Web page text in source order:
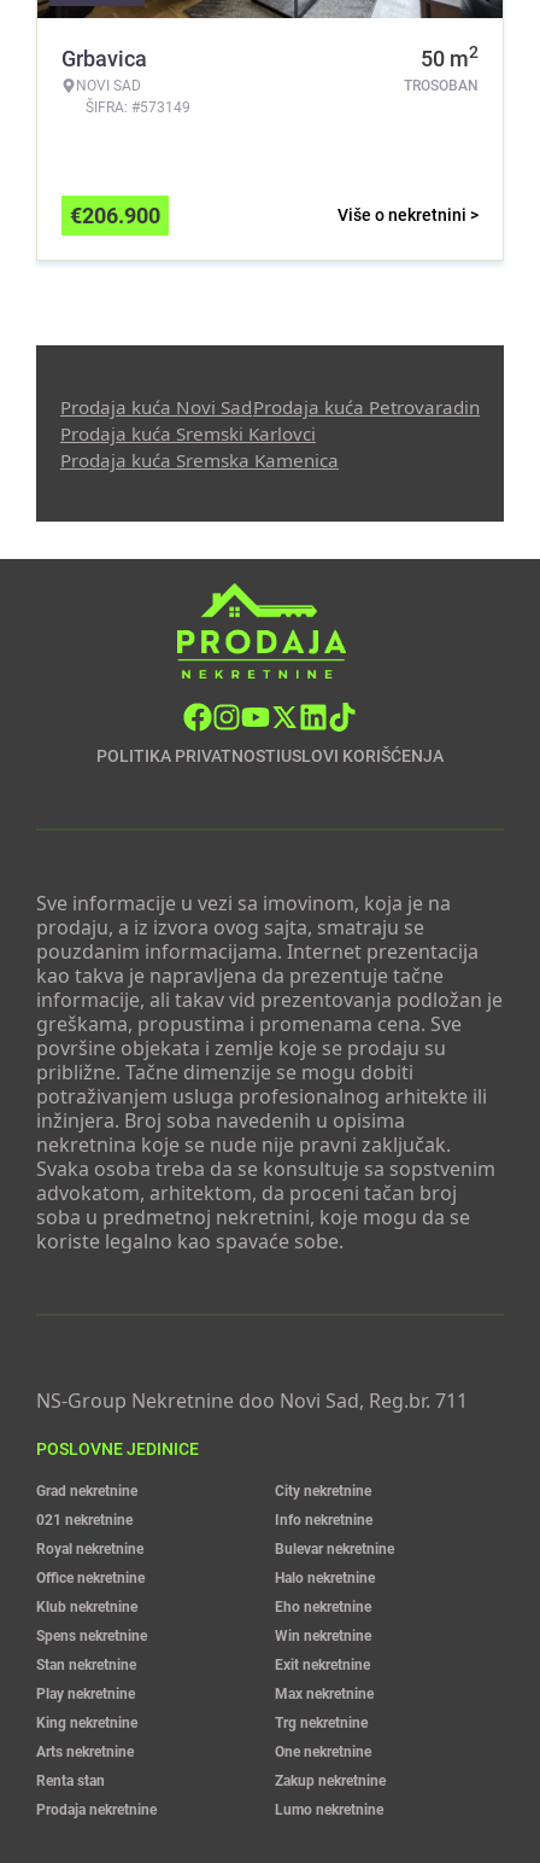
Grbavica
NOVI SAD
ŠIFRA: #573149
50 m2
TROSOBAN
Više o nekretnini >
€206.900
Prodaja kuća Novi SadProdaja kuća Petrovaradin
Prodaja kuća Sremski Karlovci
Prodaja kuća Sremska Kamenica
POLITIKA PRIVATNOSTIUSLOVI KORIŠĆENJA
Sve informacije u vezi sa imovinom, koja je na
prodaju, a iz izvora ovog sajta, smatraju se
pouzdanim informacijama. Internet prezentacija
kao takva je napravljena da prezentuje tačne
informacije, ali takav vid prezentovanja podložan je
greškama, propustima i promenama cena. Sve
površine objekata i zemlje koje se prodaju su
približne. Tačne dimenzije se mogu dobiti
potraživanjem usluga profesionalnog arhitekte ili
inžinjera. Broj soba navedenih u opisima
nekretnina koje se nude nije pravni zaključak.
Svaka osoba treba da se konsultuje sa sopstvenim
advokatom, arhitektom, da proceni tačan broj
soba u predmetnoj nekretnini, koje mogu da se
koriste legalno kao spavaće sobe.
NS-Group Nekretnine doo Novi Sad, Reg.br. 711
POSLOVNE JEDINICE
Grad nekretnine
City nekretnine
021 nekretnine
Info nekretnine
Royal nekretnine
Bulevar nekretnine
Office nekretnine
Halo nekretnine
Klub nekretnine
Eho nekretnine
Spens nekretnine
Win nekretnine
Stan nekretnine
Exit nekretnine
Play nekretnine
Max nekretnine
King nekretnine
Trg nekretnine
Arts nekretnine
One nekretnine
Renta stan
Zakup nekretnine
Prodaja nekretnine
Lumo nekretnine